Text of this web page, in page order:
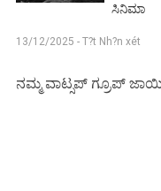
ಸಿನಿಮಾ
13/12/2025 - T?t Nh?n xét
ನಮ್ಮ ವಾಟ್ಸಪ್ ಗ್ರೂಪ್